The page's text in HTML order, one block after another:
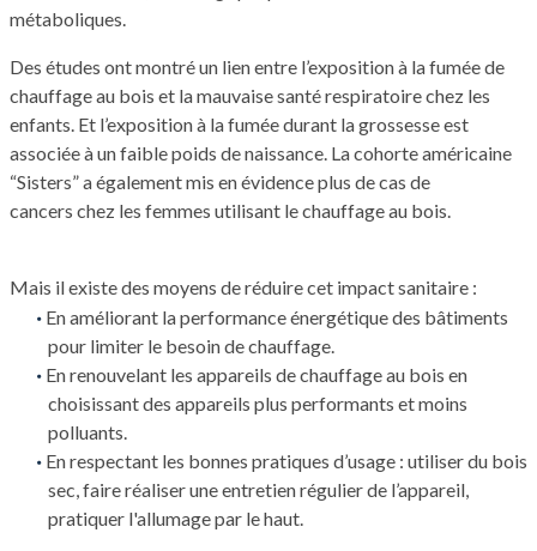
métaboliques.
Des études ont montré un lien entre l’exposition à la fumée de
chauffage au bois et la mauvaise santé respiratoire chez les
enfants. Et l’exposition à la fumée durant la grossesse est
associée à un faible poids de naissance. La cohorte américaine
“Sisters” a également mis en évidence plus de cas de
cancers chez les femmes utilisant le chauffage au bois.
Mais il existe des moyens de réduire cet impact sanitaire :
En améliorant la performance énergétique des bâtiments
pour limiter le besoin de chauffage.
En renouvelant les appareils de chauffage au bois en
choisissant des appareils plus performants et moins
polluants.
En respectant les bonnes pratiques d’usage : utiliser du bois
sec, faire réaliser une entretien régulier de l’appareil,
pratiquer l'allumage par le haut.